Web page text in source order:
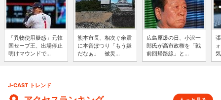
「異物使用疑惑」元韓
国セーブ王、出場停止
明けマウンドで...
熊本市長、相次ぐ余震
に本音ぽつり「もう嫌
だなぁ」 被災...
広島原爆の日、小沢一
郎氏が高市政権を「戦
前回帰路線」と...
J-CAST トレンド